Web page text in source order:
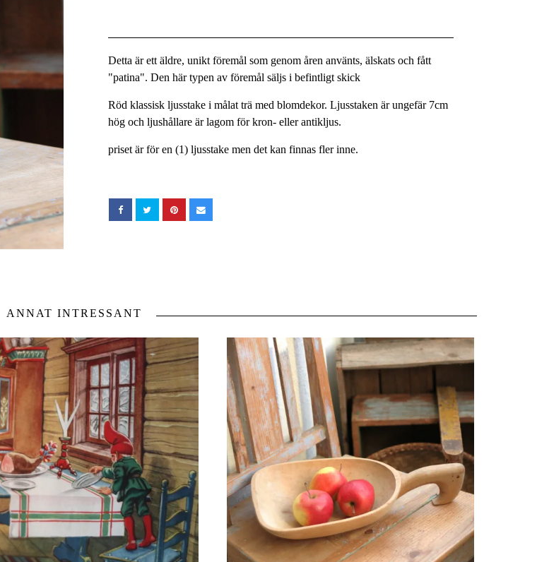
Detta är ett äldre, unikt föremål som genom åren använts, älskats och fått
"patina". Den här typen av föremål säljs i befintligt skick
Röd klassisk ljusstake i målat trä med blomdekor. Ljusstaken är ungefär 7cm
hög och ljushållare är lagom för kron- eller antikljus.
priset är för en (1) ljusstake men det kan finnas fler inne.
ANNAT INTRESSANT